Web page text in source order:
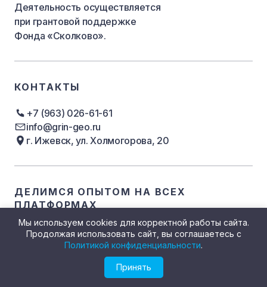
Деятельность осуществляется
при грантовой поддержке
Фонда «Сколково».
КОНТАКТЫ
+7 (963) 026-61-61
info@grin-geo.ru
г. Ижевск, ул. Холмогорова, 20
ДЕЛИМСЯ ОПЫТОМ НА ВСЕХ
ПЛАТФОРМАХ
Мы используем cookies для корректной работы сайта.
Продолжая использовать сайт, вы соглашаетесь с
Политикой конфиденциальности.
Принять